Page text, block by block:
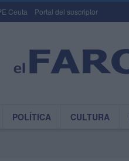
Ceuta Portal del suscriptor
POLÍTICA CULTURA